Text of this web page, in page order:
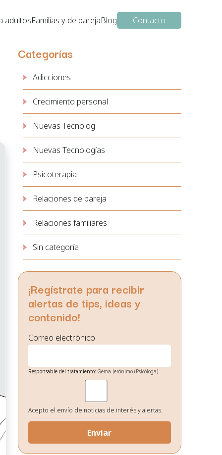
adultosFamilias y de parejaBlog Contacto
Categorías
Adicciones
Crecimiento personal
Nuevas Tecnolog
Nuevas Tecnologías
Psicoterapia
Relaciones de pareja
Relaciones familiares
Sin categoría
¡Regístrate para recibir
alertas de tips, ideas y
contenido!
Correo electrónico
Responsable del tratamiento: Gema Jerónimo (Psicóloga)
Gestión de envío de noticias de interés.
Destinatarios de los datos:
No existe ninguna cesión de datos
prevista, salvo obligación legal.
Derechos:
supresión, oposición, portabilidad y retirada de
consentimiento de sus datos personales en la dirección de
Acepto el envío de noticias de interés y alertas.